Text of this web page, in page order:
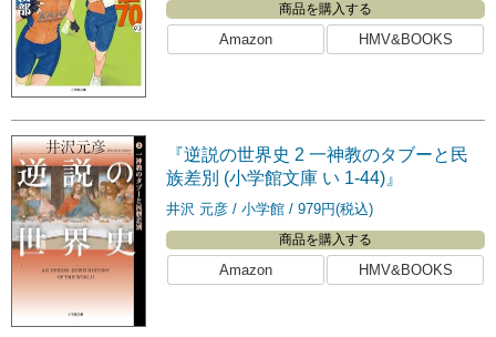
商品を購入する
Amazon HMV&BOOKS
『逆説の世界史 2 一神教のタブーと民
族差別 (小学館文庫 い 1-44)』
井沢 元彦 小学館 979円(税込)
商品を購入する
Amazon HMV&BOOKS